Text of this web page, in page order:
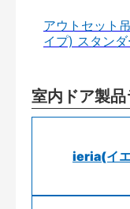
アウトセット
イプ) スタンダ
室内ドア製
ieria(イ